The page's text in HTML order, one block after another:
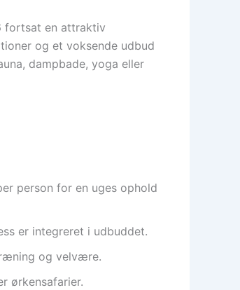
fortsat en attraktiv
og et voksende udbud
dampbade, yoga eller
person for en uges ophold
er integreret i udbuddet.
og velvære.
ørkensafarier.